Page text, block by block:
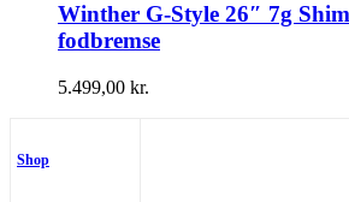
Winther G-Style 26″ 7g
fodbremse
5.499,00 kr.
Shop